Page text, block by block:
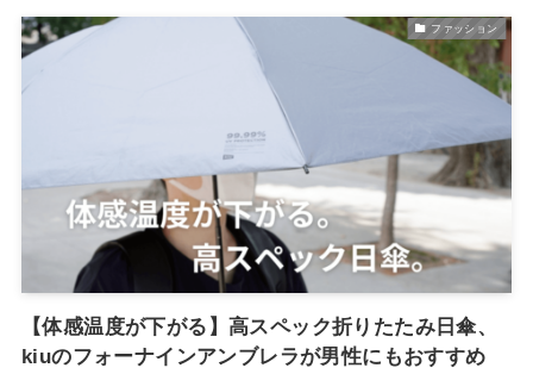
ファッション
【体感温度が下がる】高スペック折りたたみ日傘、
kiuのフォーナインアンブレラが男性にもおすすめ